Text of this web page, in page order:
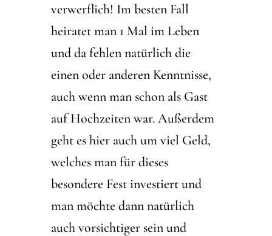
verwerflich! Im besten Fall
heiratet man 1 Mal im Leben
und da fehlen natürlich die
einen oder anderen Kenntnisse,
auch wenn man schon als Gast
auf Hochzeiten war. Außerdem
geht es hier auch um viel Geld,
welches man für dieses
besondere Fest investiert und
man möchte dann natürlich
auch vorsichtiger sein und